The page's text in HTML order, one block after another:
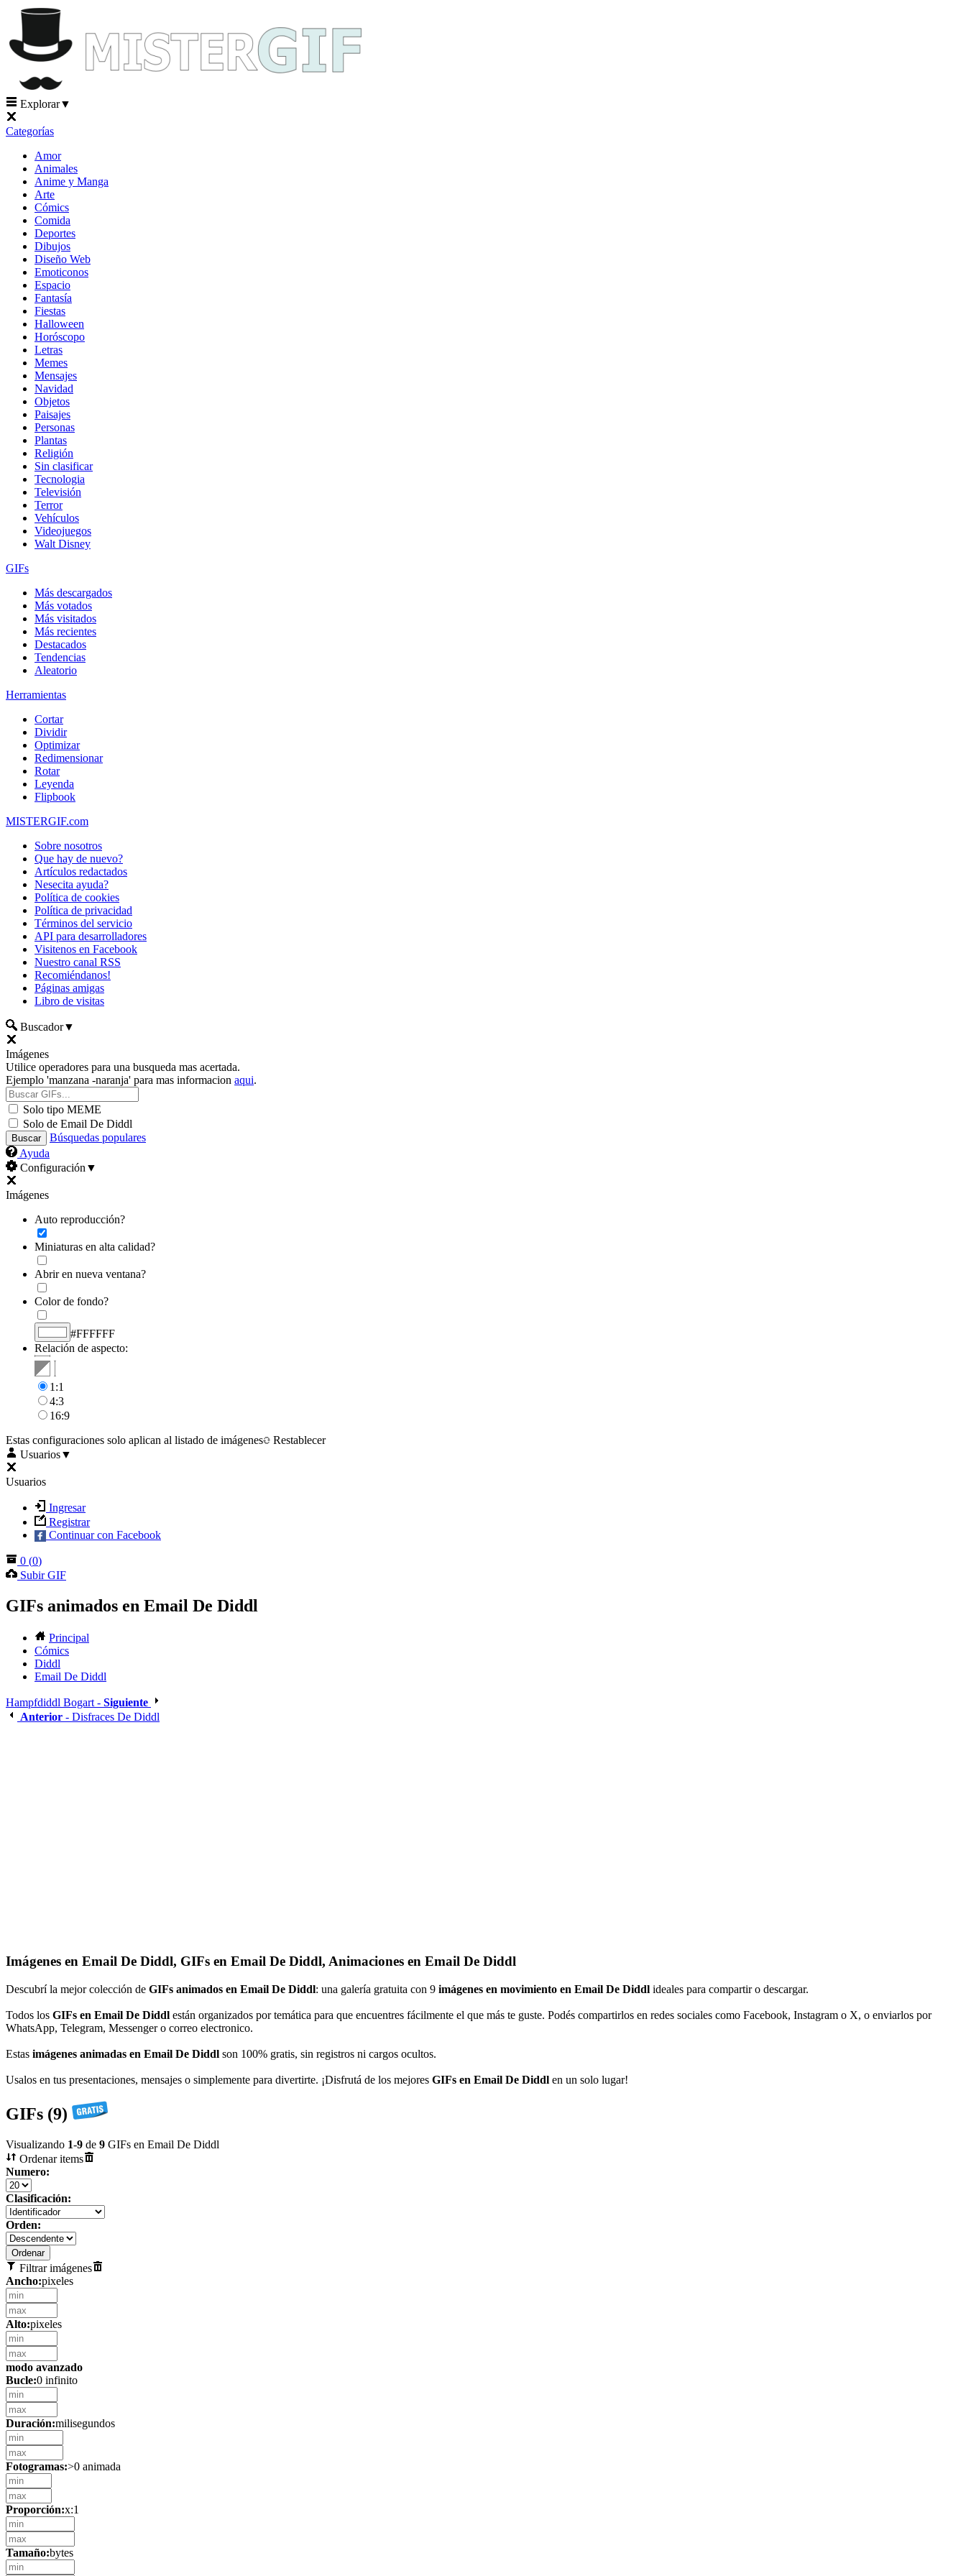
Explorar▼
Categorías
Amor
Animales
Anime y Manga
Arte
Cómics
Comida
Deportes
Dibujos
Diseño Web
Emoticonos
Espacio
Fantasía
Fiestas
Halloween
Horóscopo
Letras
Memes
Mensajes
Navidad
Objetos
Paisajes
Personas
Plantas
Religión
Sin clasificar
Tecnologia
Televisión
Terror
Vehículos
Videojuegos
Walt Disney
GIFs
Más descargados
Más votados
Más visitados
Más recientes
Destacados
Tendencias
Aleatorio
Herramientas
Cortar
Dividir
Optimizar
Redimensionar
Rotar
Leyenda
Flipbook
MISTERGIF.com
Sobre nosotros
Que hay de nuevo?
Artículos redactados
Nesecita ayuda?
Política de cookies
Política de privacidad
Términos del servicio
API para desarrolladores
Visitenos en Facebook
Nuestro canal RSS
Recomiéndanos!
Páginas amigas
Libro de visitas
Buscador▼
Imágenes
Utilice operadores para una busqueda mas acertada.
Ejemplo 'manzana -naranja' para mas informacion aqui.
Solo tipo MEME
Solo de Email De Diddl
Búsquedas populares
Ayuda
Configuración ▼
Imágenes
Auto reproducción?
Miniaturas en alta calidad?
Abrir en nueva ventana?
Color de fondo?
#FFFFFF
Relación de aspecto:
1:1
4:3
16:9
Estas configuraciones solo aplican al listado de imágenes
Restablecer
Usuarios▼
Usuarios
Ingresar
Registrar
Continuar con Facebook
0 (0)
Subir GIF
GIFs animados en Email De Diddl
Principal
Cómics
Diddl
Email De Diddl
Hampfdiddl Bogart - Siguiente
Anterior - Disfraces De Diddl
Imágenes en Email De Diddl, GIFs en Email De Diddl, Animaciones en Email De Diddl
Descubrí la mejor colección de GIFs animados en Email De Diddl: una galería gratuita con 9 imágenes en movimiento en Email De Diddl ideales para compartir o descargar.
Todos los GIFs en Email De Diddl están organizados por temática para que encuentres fácilmente el que más te guste. Podés compartirlos en redes sociales como Facebook, Instagram o X, o enviarlos por
WhatsApp, Telegram, Messenger o correo electronico.
Estas imágenes animadas en Email De Diddl son 100% gratis, sin registros ni cargos ocultos.
Usalos en tus presentaciones, mensajes o simplemente para divertirte. ¡Disfrutá de los mejores GIFs en Email De Diddl en un solo lugar!
GIFs (9)
Visualizando 1-9 de 9 GIFs en Email De Diddl
Ordenar items
Numero:
Clasificación:
Orden:
Filtrar imágenes
Ancho:pixeles
Alto:pixeles
modo avanzado
Bucle:0 infinito
Duración:milisegundos
Fotogramas:>0 animada
Proporción:x:1
Tamaño:bytes